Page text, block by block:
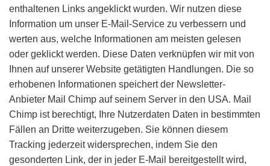
enthaltenen Links angeklickt wurden. Wir nutzen diese
Information um unser E-Mail-Service zu verbessern und
werten aus, welche Informationen am meisten gelesen
oder geklickt werden. Diese Daten verknüpfen wir mit von
Ihnen auf unserer Website getätigten Handlungen. Die so
erhobenen Informationen speichert der Newsletter-
Anbieter Mail Chimp auf seinem Server in den USA. Mail
Chimp ist berechtigt, Ihre Nutzerdaten Daten in bestimmten
Fällen an Dritte weiterzugeben. Sie können diesem
Tracking jederzeit widersprechen, indem Sie den
gesonderten Link, der in jeder E-Mail bereitgestellt wird,